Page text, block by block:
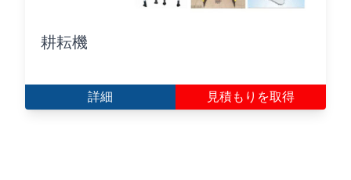
耕耘機
詳細 見積もりを取得